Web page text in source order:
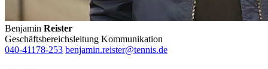
Benjamin Reister
Geschäftsbereichsleitung Kommunikation
040-41178-253 benjamin.reister@tennis.de